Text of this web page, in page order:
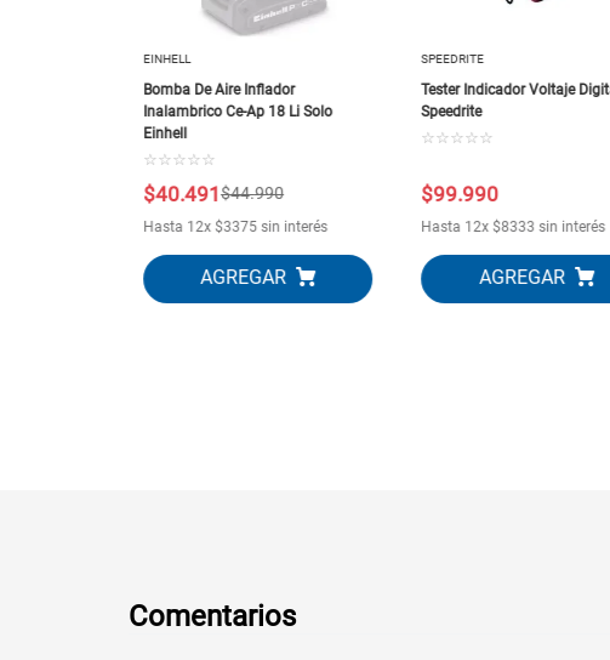
EINHELL
Bomba De Aire Inflador
Inalambrico Ce-Ap 18 Li Solo
Einhell
☆☆☆☆☆
$44.990
$40.491
Hasta 12x $3375 sin interés
SPEEDRITE
Tester Indicador Voltaje
Speedrite
☆☆☆☆☆
$99.990
Hasta 12x $8333 sin interés
Comentarios